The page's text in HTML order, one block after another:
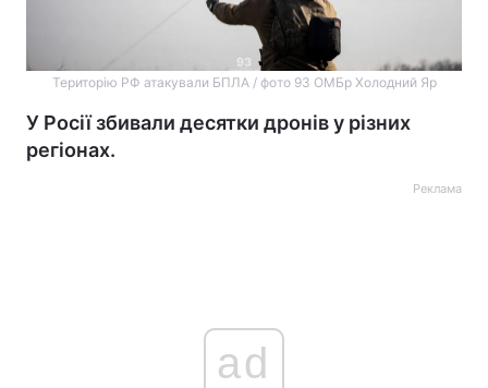
Територію РФ атакували БПЛА / фото 93 ОМБр Холодний Яр
У Росії збивали десятки дронів у різних
регіонах.
Реклама
ad